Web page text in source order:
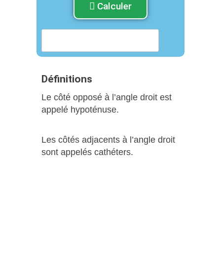
Calculer
Définitions
Le côté opposé à l’angle droit est
appelé hypoténuse.
Les côtés adjacents à l’angle droit
sont appelés cathéters.